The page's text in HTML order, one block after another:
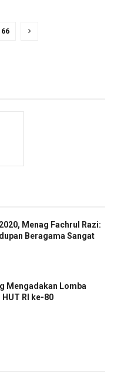
Menag Fachrul Razi:
Beragama Sangat
Mengadakan Lomba
RI ke-80